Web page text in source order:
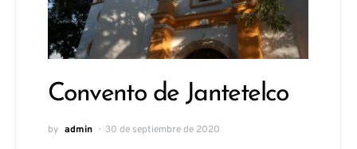
Convento de Jantetelco
by admin 30 de septiembre de 2020